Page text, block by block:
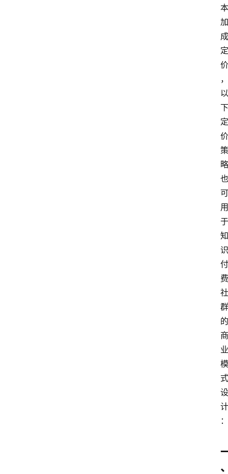
本
加
成
定
价
，
以
下
定
价
策
略
也
可
用
于
知
识
付
费
社
群
的
商
业
模
式
设
计
：